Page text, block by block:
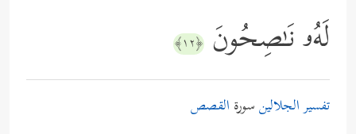
لَهُۥ نَـٰصِحُونَ ﴿١٢﴾
تفسير الجلالينسورة القصص